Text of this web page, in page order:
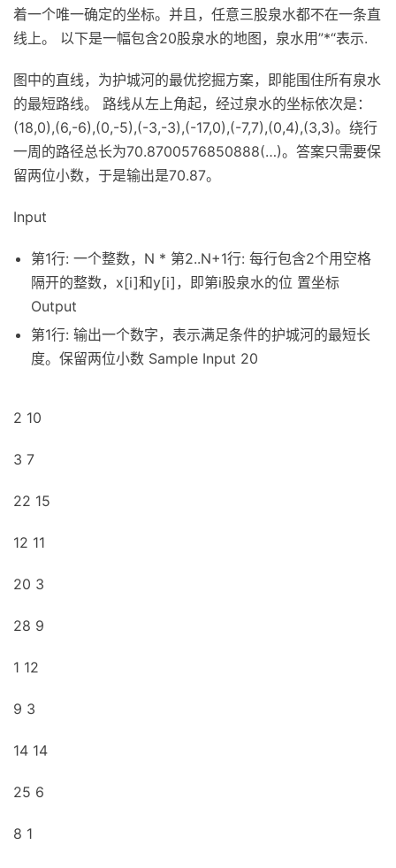
着一个唯一确定的坐标。并且，任意三股泉水都不在一条直
线上。 以下是一幅包含20股泉水的地图，泉水用”*“表示.
图中的直线，为护城河的最优挖掘方案，即能围住所有泉水
的最短路线。 路线从左上角起，经过泉水的坐标依次是：
(18,0),(6,-6),(0,-5),(-3,-3),(-17,0),(-7,7),(0,4),(3,3)。绕行
一周的路径总长为70.8700576850888(…)。答案只需要保
留两位小数，于是输出是70.87。
Input
第1行: 一个整数，N * 第2..N+1行: 每行包含2个用空格
隔开的整数，x[i]和y[i]，即第i股泉水的位 置坐标
Output
第1行: 输出一个数字，表示满足条件的护城河的最短长
度。保留两位小数 Sample Input 20
2 10
3 7
22 15
12 11
20 3
28 9
1 12
9 3
14 14
25 6
8 1